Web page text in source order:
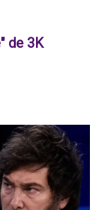
de 3K